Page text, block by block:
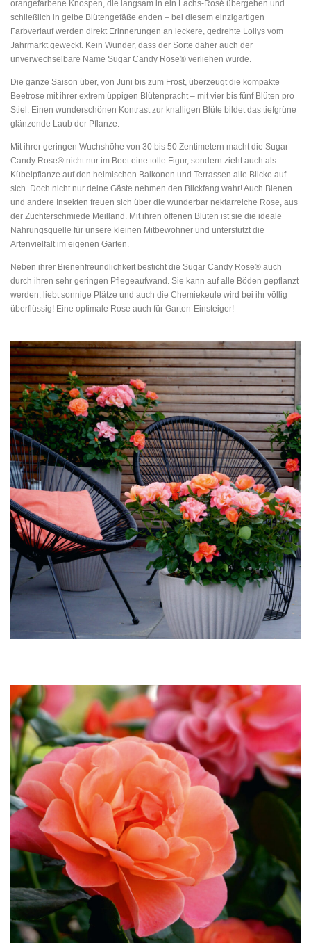
orangefarbene Knospen, die langsam in ein Lachs-Rosé übergehen und
schließlich in gelbe Blütengefäße enden – bei diesem einzigartigen
Farbverlauf werden direkt Erinnerungen an leckere, gedrehte Lollys vom
Jahrmarkt geweckt. Kein Wunder, dass der Sorte daher auch der
unverwechselbare Name Sugar Candy Rose® verliehen wurde.
Die ganze Saison über, von Juni bis zum Frost, überzeugt die kompakte
Beetrose mit ihrer extrem üppigen Blütenpracht – mit vier bis fünf Blüten pro
Stiel. Einen wunderschönen Kontrast zur knalligen Blüte bildet das tiefgrüne
glänzende Laub der Pflanze.
Mit ihrer geringen Wuchshöhe von 30 bis 50 Zentimetern macht die Sugar
Candy Rose® nicht nur im Beet eine tolle Figur, sondern zieht auch als
Kübelpflanze auf den heimischen Balkonen und Terrassen alle Blicke auf
sich. Doch nicht nur deine Gäste nehmen den Blickfang wahr! Auch Bienen
und andere Insekten freuen sich über die wunderbar nektarreiche Rose, aus
der Züchterschmiede Meilland. Mit ihren offenen Blüten ist sie die ideale
Nahrungsquelle für unsere kleinen Mitbewohner und unterstützt die
Artenvielfalt im eigenen Garten.
Neben ihrer Bienenfreundlichkeit besticht die Sugar Candy Rose® auch
durch ihren sehr geringen Pflegeaufwand. Sie kann auf alle Böden gepflanzt
werden, liebt sonnige Plätze und auch die Chemiekeule wird bei ihr völlig
überflüssig! Eine optimale Rose auch für Garten-Einsteiger!